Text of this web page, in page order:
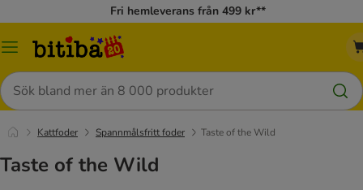
Fri hemleverans från 499 kr**
Meny
Sök
Kattfoder Spannmålsfritt foder Taste of the Wild
Taste of the Wild